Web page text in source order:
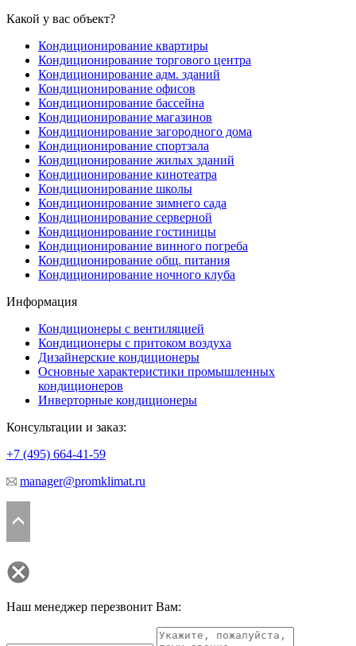
Какой у вас объект?
Кондиционирование квартиры
Кондиционирование торгового центра
Кондиционирование адм. зданий
Кондиционирование офисов
Кондиционирование бассейна
Кондиционирование магазинов
Кондиционирование загородного дома
Кондиционирование спортзала
Кондиционирование жилых зданий
Кондиционирование кинотеатра
Кондиционирование школы
Кондиционирование зимнего сада
Кондиционирование серверной
Кондиционирование гостиницы
Кондиционирование винного погреба
Кондиционирование общ. питания
Кондиционирование ночного клуба
Информация
Кондиционеры с вентиляцией
Кондиционеры с притоком воздуха
Дизайнерские кондиционеры
Основные характеристики промышленных
кондиционеров
Инверторные кондиционеры
Консультации и заказ:
+7 (495) 664-41-59
manager@promklimat.ru
Наш менеджер перезвонит Вам: